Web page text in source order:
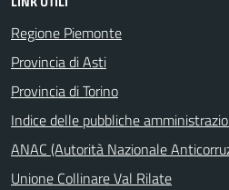
Regione Piemonte
Provincia di Asti
Provincia di Torino
Indice delle pubbliche
ANAC (Autorità Nazionale
Unione Collinare Val Rilate